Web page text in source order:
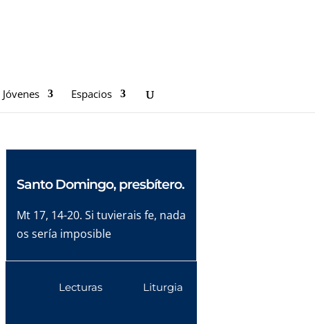
Jóvenes Espacios
Santo Domingo, presbítero.
Mt 17, 14-20. Si tuvierais fe, nada
os sería imposible
Lecturas Liturgia